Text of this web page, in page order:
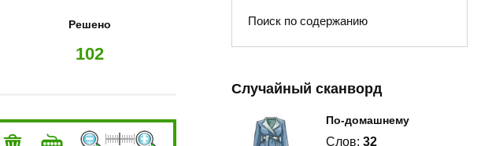
Решено
102
Поиск по содержанию
Случайный сканворд
По-домашнему
Слов: 32